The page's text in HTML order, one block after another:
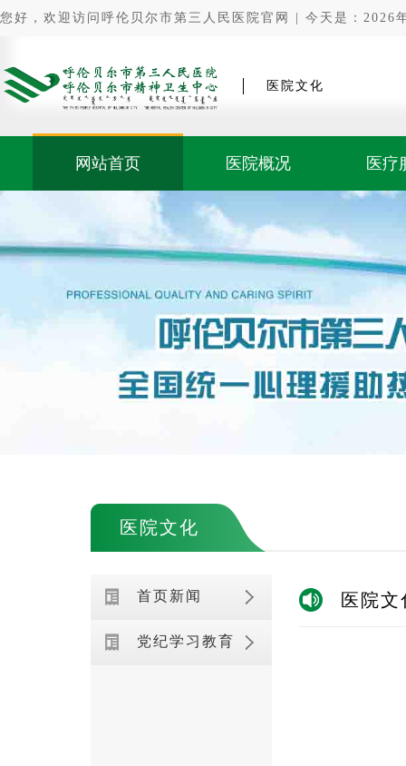
您好，欢迎访问呼伦贝尔市第三人民医院官网 | 今天是：2026
医院文化
网站首页 医院概况 医疗
医院文化
首页新闻
党纪学习教育
医院文